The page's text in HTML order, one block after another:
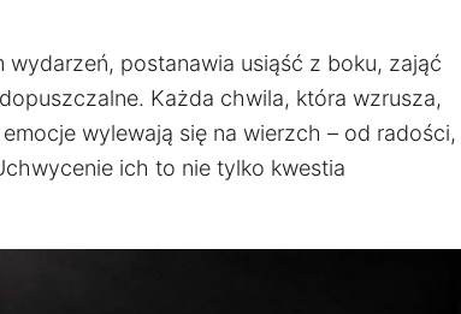
postanawia usiąść z boku, zająć
Każda chwila, która wzrusza,
wylewają się na wierzch – od radości,
ich to nie tylko kwestia